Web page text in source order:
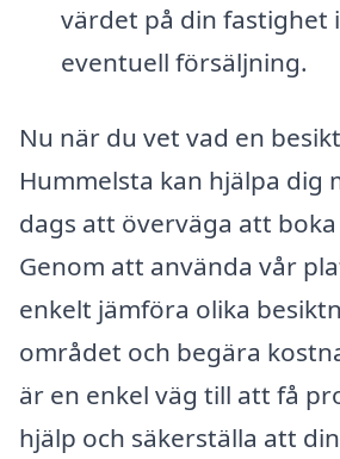
värdet på din fastighet
eventuell försäljning.
Nu när du vet vad en
Hummelsta kan hjälpa dig
dags att överväga att
Genom att använda vår
enkelt jämföra olika
området och begära
är en enkel väg till att få
hjälp och säkerställa att din